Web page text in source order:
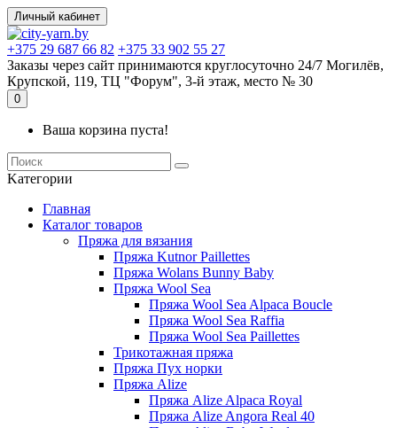
Личный кабинет
+375 29 687 66 82 +375 33 902 55 27
Заказы через сайт принимаются круглосуточно 24/7 Могилёв,
Крупской, 119, ТЦ "Форум", 3-й этаж, место № 30
0
Ваша корзина пуста!
Kатегории
Главная
Каталог товаров
Пряжа для вязания
Пряжа Kutnor Paillettes
Пряжа Wolans Bunny Baby
Пряжа Wool Sea
Пряжа Wool Sea Alpaca Boucle
Пряжа Wool Sea Raffia
Пряжа Wool Sea Paillettes
Трикотажная пряжа
Пряжа Пух норки
Пряжа Alize
Пряжа Alize Alpaca Royal
Пряжа Alize Angora Real 40